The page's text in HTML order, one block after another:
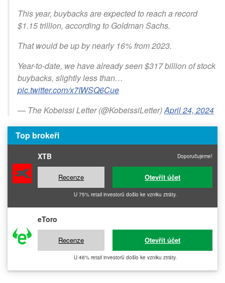
This year, buybacks are expected to reach a record
$1.15 trillion, according to Goldman Sachs.
That would be up by nearly 16% from 2023.
Year-to-date, we have already seen $317 billion of stock
buybacks, slightly less than…
pic.twitter.com/x7IWSQ6Cue
— The Kobeissi Letter (@KobeissiLetter)April 24, 2024
Top brokeři
XTB Doporučujeme!
Recenze Otevřít účet
U 75% retail investorů došlo ke vzniku ztráty.
eToro
Recenze Otevřít účet
U 46% retail investorů došlo ke vzniku ztráty.